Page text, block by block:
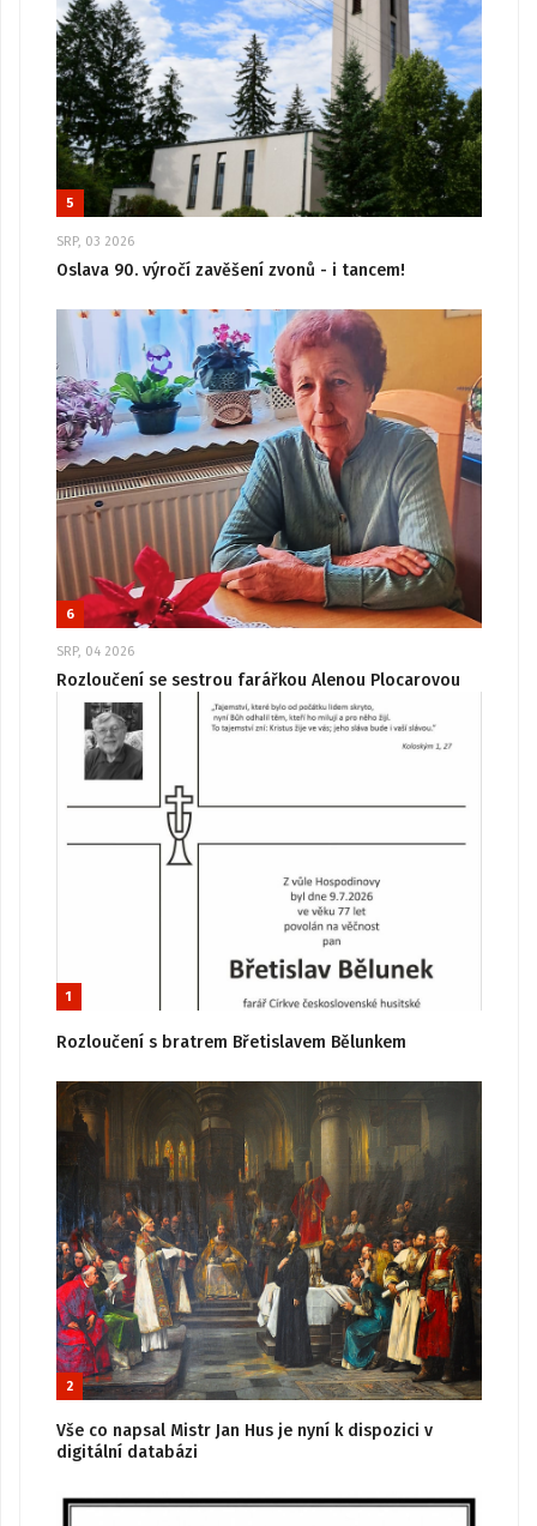
5
SRP, 03 2026
Oslava 90. výročí zavěšení zvonů - i tancem!
6
SRP, 04 2026
Rozloučení se sestrou farářkou Alenou Plocarovou
1
Rozloučení s bratrem Břetislavem Bělunkem
2
Vše co napsal Mistr Jan Hus je nyní k dispozici v
digitální databázi